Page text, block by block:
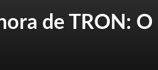
de TRON: O